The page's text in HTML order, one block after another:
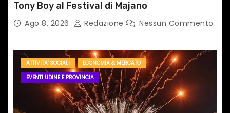
Tony Boy al Festival di Majano
Ago 8, 2026 Redazione Nessun Commento
ATTIVITA' SOCIALI
ECONOMIA & MERCATO
EVENTI UDINE E PROVINCIA